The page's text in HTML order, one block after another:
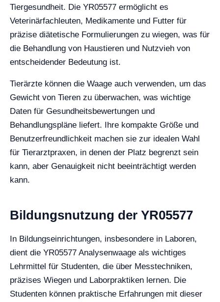
Tiergesundheit. Die YR05577 ermöglicht es
Veterinärfachleuten, Medikamente und Futter für
präzise diätetische Formulierungen zu wiegen, was für
die Behandlung von Haustieren und Nutzvieh von
entscheidender Bedeutung ist.
Tierärzte können die Waage auch verwenden, um das
Gewicht von Tieren zu überwachen, was wichtige
Daten für Gesundheitsbewertungen und
Behandlungspläne liefert. Ihre kompakte Größe und
Benutzerfreundlichkeit machen sie zur idealen Wahl
für Tierarztpraxen, in denen der Platz begrenzt sein
kann, aber Genauigkeit nicht beeinträchtigt werden
kann.
Bildungsnutzung der YR05577
In Bildungseinrichtungen, insbesondere in Laboren,
dient die YR05577 Analysenwaage als wichtiges
Lehrmittel für Studenten, die über Messtechniken,
präzises Wiegen und Laborpraktiken lernen. Die
Studenten können praktische Erfahrungen mit dieser